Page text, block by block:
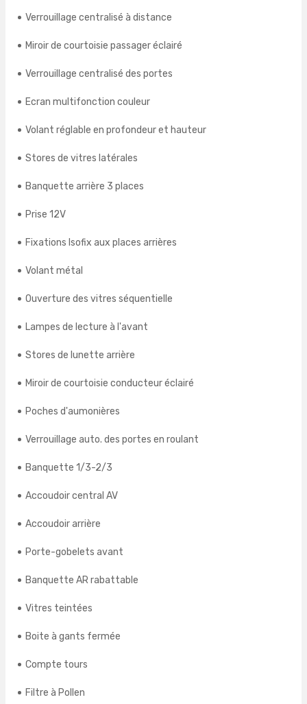
Verrouillage centralisé à distance
Miroir de courtoisie passager éclairé
Verrouillage centralisé des portes
Ecran multifonction couleur
Volant réglable en profondeur et hauteur
Stores de vitres latérales
Banquette arrière 3 places
Prise 12V
Fixations Isofix aux places arrières
Volant métal
Ouverture des vitres séquentielle
Lampes de lecture à l'avant
Stores de lunette arrière
Miroir de courtoisie conducteur éclairé
Poches d'aumonières
Verrouillage auto. des portes en roulant
Banquette 1/3-2/3
Accoudoir central AV
Accoudoir arrière
Porte-gobelets avant
Banquette AR rabattable
Vitres teintées
Boite à gants fermée
Compte tours
Filtre à Pollen